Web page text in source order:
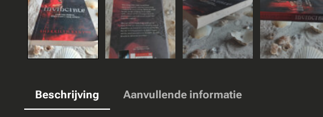
Beschrijving Aanvullende informatie